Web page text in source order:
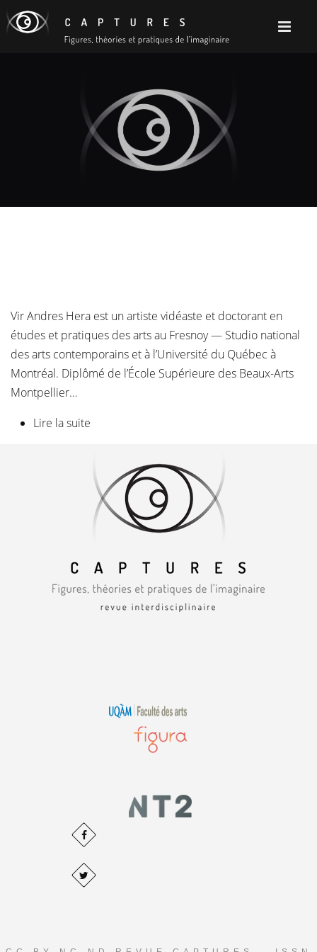
Vir Andres Hera est un artiste vidéaste et doctorant en
études et pratiques des arts au Fresnoy — Studio national
des arts contemporains et à l’Université du Québec à
Montréal. Diplômé de l’École Supérieure des Beaux-Arts
Montpellier…
Lire la suite